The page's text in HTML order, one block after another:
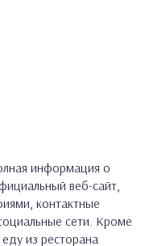
информация о
веб-сайт,
контактные
сети. Кроме
из ресторана